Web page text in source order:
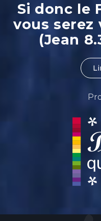
Si donc le
vous serez
(Jean